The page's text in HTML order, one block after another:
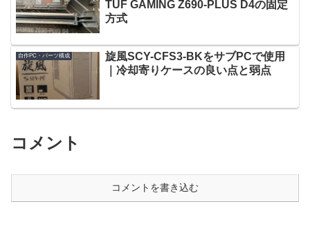
TUF GAMING Z690-PLUS D4の固定
方式
自作PC・パーツ構成
旋風SCY-CFS3-BKをサブPCで使用
｜冷却寄りケースの良い点と弱点
コメント
コメントを書き込む